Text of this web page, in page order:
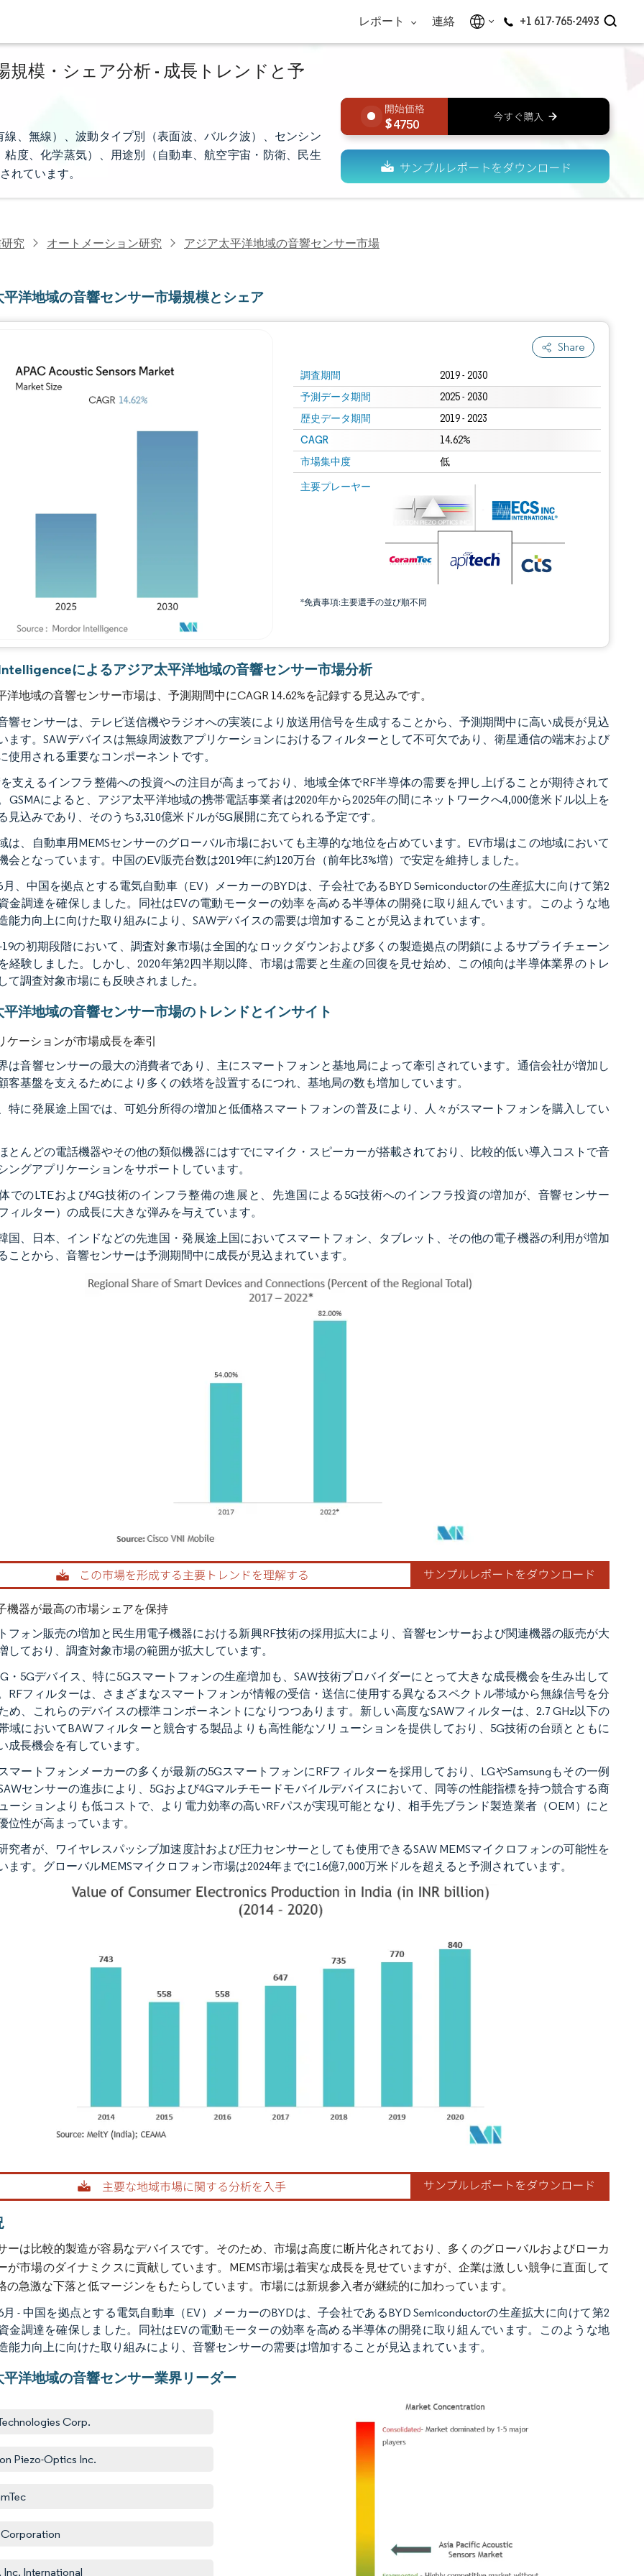
レポート 連絡 +1 617-765-2493
模・シェア分析 - 成長トレンドと予
、無線）、波動タイプ別（表面波、バルク波）、センシン
度、化学蒸気）、用途別（自動車、航空宇宙・防衛、民生
れています。
4750
究 オートメーション研究 アジア太平洋地域の音響センサー市場
平洋地域の音響センサー市場規模とシェア
Share
調査期間 2019 - 2030
予測データ期間 2025 - 2030
歴史データ期間 2019 - 2023
CAGR 14.62%
市場集中度 低
主要プレーヤー
*免責事項:主要選手の並び順不同
によるアジア太平洋地域の音響センサー市場分析
洋地域の音響センサー市場は、予測期間中にCAGR 14.62%を記録する見込みです。
響センサーは、テレビ送信機やラジオへの実装により放送用信号を生成することから、予測期間中に高い成長が見込
ます。SAWデバイスは無線周波数アプリケーションにおけるフィルターとして不可欠であり、衛星通信の端末および
使用される重要なコンポーネントです。
支えるインフラ整備への投資への注目が高まっており、地域全体でRF半導体の需要を押し上げることが期待されて
GSMAによると、アジア太平洋地域の携帯電話事業者は2020年から2025年の間にネットワークへ4,000億米ドル以上を
見込みであり、そのうち3,310億米ドルが5G展開に充てられる予定です。
は、自動車用MEMSセンサーのグローバル市場においても主導的な地位を占めています。EV市場はこの地域において
会となっています。中国のEV販売台数は2019年に約120万台（前年比3%増）で安定を維持しました。
月、中国を拠点とする電気自動車（EV）メーカーのBYDは、子会社であるBYD Semiconductorの生産拡大に向けて第2
金調達を確保しました。同社はEVの電動モーターの効率を高める半導体の開発に取り組んでいます。このような地
能力向上に向けた取り組みにより、SAWデバイスの需要は増加することが見込まれています。
19の初期段階において、調査対象市場は全国的なロックダウンおよび多くの製造拠点の閉鎖によるサプライチェーン
経験しました。しかし、2020年第2四半期以降、市場は需要と生産の回復を見せ始め、この傾向は半導体業界のトレ
て調査対象市場にも反映されました。
洋地域の音響センサー市場のトレンドとインサイト
ケーションが市場成長を牽引
は音響センサーの最大の消費者であり、主にスマートフォンと基地局によって牽引されています。通信会社が増加し
客基盤を支えるためにより多くの鉄塔を設置するにつれ、基地局の数も増加しています。
特に発展途上国では、可処分所得の増加と低価格スマートフォンの普及により、人々がスマートフォンを購入してい
とんどの電話機器やその他の類似機器にはすでにマイク・スピーカーが搭載されており、比較的低い導入コストで音
ングアプリケーションをサポートしています。
でのLTEおよび4G技術のインフラ整備の進展と、先進国による5G技術へのインフラ投資の増加が、音響センサー
ィルター）の成長に大きな弾みを与えています。
国、日本、インドなどの先進国・発展途上国においてスマートフォン、タブレット、その他の電子機器の利用が増加
ことから、音響センサーは予測期間中に成長が見込まれています。
画像 © Mordor Intelligence。再利用にはCC BY 4.0の表示が必要です。
機器が最高の市場シェアを保持
フォン販売の増加と民生用電子機器における新興RF技術の採用拡大により、音響センサーおよび関連機器の販売が大
しており、調査対象市場の範囲が拡大しています。
・5Gデバイス、特に5Gスマートフォンの生産増加も、SAW技術プロバイダーにとって大きな成長機会を生み出して
RFフィルターは、さまざまなスマートフォンが情報の受信・送信に使用する異なるスペクトル帯域から無線信号を分
め、これらのデバイスの標準コンポーネントになりつつあります。新しい高度なSAWフィルターは、2.7 GHz以下の
域においてBAWフィルターと競合する製品よりも高性能なソリューションを提供しており、5G技術の台頭とともに
成長機会を有しています。
マートフォンメーカーの多くが最新の5GスマートフォンにRFフィルターを採用しており、LGやSamsungもその一例
センサーの進歩により、5Gおよび4Gマルチモードモバイルデバイスにおいて、同等の性能指標を持つ競合する商
ーションよりも低コストで、より電力効率の高いRFパスが実現可能となり、相手先ブランド製造業者（OEM）にと
位性が高まっています。
究者が、ワイヤレスパッシブ加速度計および圧力センサーとしても使用できるSAW MEMSマイクロフォンの可能性を
ます。グローバルMEMSマイクロフォン市場は2024年までに16億7,000万米ドルを超えると予測されています。
画像 © Mordor Intelligence。再利用にはCC BY 4.0の表示が必要です。
ーは比較的製造が容易なデバイスです。そのため、市場は高度に断片化されており、多くのグローバルおよびローカ
が市場のダイナミクスに貢献しています。MEMS市場は着実な成長を見せていますが、企業は激しい競争に直面して
の急激な下落と低マージンをもたらしています。市場には新規参入者が継続的に加わっています。
月 - 中国を拠点とする電気自動車（EV）メーカーのBYDは、子会社であるBYD Semiconductorの生産拡大に向けて第2
金調達を確保しました。同社はEVの電動モーターの効率を高める半導体の開発に取り組んでいます。このような地
能力向上に向けた取り組みにより、音響センサーの需要は増加することが見込まれています。
平洋地域の音響センサー業界リーダー
Corp.
Piezo-Optics Inc.
Inc. International